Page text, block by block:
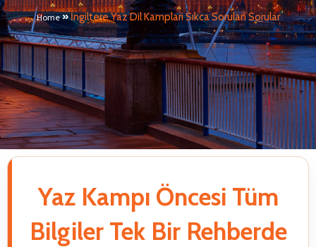
Home»İngiltere Yaz Dil Kamplari Sıkca Sorulan Sorular
Yaz Kampı Öncesi Tüm
Bilgiler Tek Bir Rehberde